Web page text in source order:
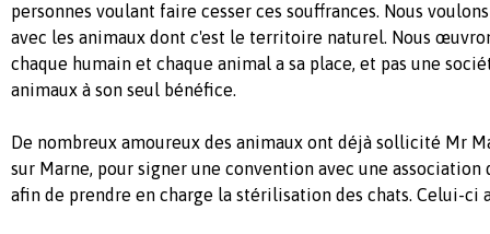
personnes voulant faire cesser ces souffrances. Nous
avec les animaux dont c'est le territoire naturel. Nous
chaque humain et chaque animal a sa place, et pas une
animaux à son seul bénéfice.
De nombreux amoureux des animaux ont déjà sollicité Mr
sur Marne, pour signer une convention avec une
afin de prendre en charge la stérilisation des chats. Celui-ci